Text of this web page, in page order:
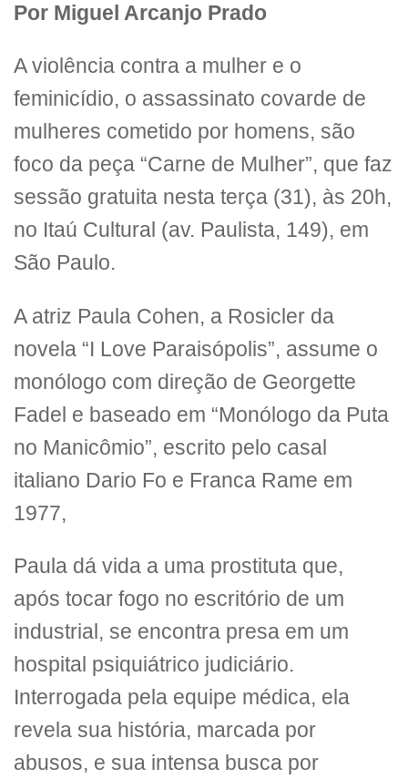
Por Miguel Arcanjo Prado
A violência contra a mulher e o
feminicídio, o assassinato covarde de
mulheres cometido por homens, são
foco da peça “Carne de Mulher”, que faz
sessão gratuita nesta terça (31), às 20h,
no Itaú Cultural (av. Paulista, 149), em
São Paulo.
A atriz Paula Cohen, a Rosicler da
novela “I Love Paraisópolis”, assume o
monólogo com direção de Georgette
Fadel e baseado em “Monólogo da Puta
no Manicômio”, escrito pelo casal
italiano Dario Fo e Franca Rame em
1977,
Paula dá vida a uma prostituta que,
após tocar fogo no escritório de um
industrial, se encontra presa em um
hospital psiquiátrico judiciário.
Interrogada pela equipe médica, ela
revela sua história, marcada por
abusos, e sua intensa busca por